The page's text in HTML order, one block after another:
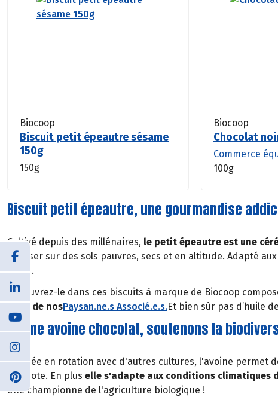
Biocoop
Biscuit petit épeautre sésame
150g
150g
Biocoop
Chocolat
Commerce
100g
Biscuit petit épeautre, une gourmandise
Cultivé depuis des millénaires, le petit épeautre est une
pousser sur des sols pauvres, secs et en altitude. Adapté
azote.
Découvrez-le dans ces biscuits à marque de Biocoop
issus de nosPaysan.ne.s Associé.e.s.Et bien sûr pas d’huile
Crème avoine chocolat, soutenons la
Cultivée en rotation avec d'autres cultures, l'avoine permet
en azote. En plus elle s'adapte aux conditions climatiques
Une championne de l'agriculture biologique !